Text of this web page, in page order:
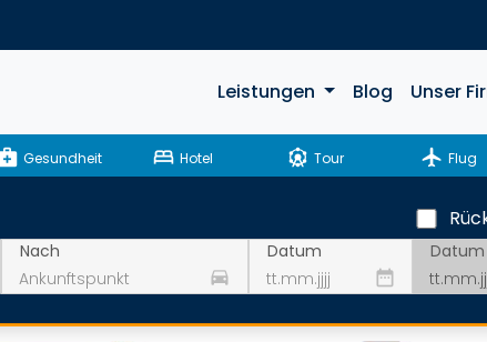
Leistungen Blog Unser
Gesundheit bed Hotel attractions Tour flight Flug
Nach
drive_eta
Datum
date_range
Datum